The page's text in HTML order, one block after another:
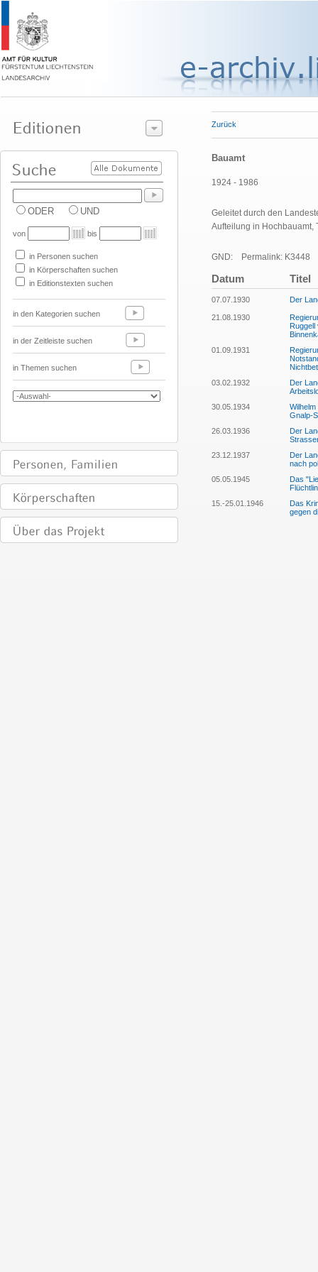
ODER UND
von bis
in Personen suchen
in Körperschaften suchen
in Editionstexten suchen
in den Kategorien suchen
in der Zeitleiste suchen
in Themen suchen
Zurück
Bauamt
1924 - 1986
Geleitet durch den
Aufteilung in Hochbauamt,
GND: Permalink: K3448
Datum Titel
07.07.1930 Der
21.08.1930
Ruggell
01.09.1931
03.02.1932
Der
30.05.1934
Gnalp-
26.03.1936
Der
23.12.1937
Der
nach
05.05.1945
Das
15.-25.01.1946
Das
gegen